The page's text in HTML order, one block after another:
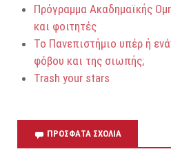
Πρόγραμμα Ακαδημαϊκής
και φοιτητές
Το Πανεπιστήμιο υπέρ ή
φόβου και της σιωπής;
Trash your stars
ΠΡΌΣΦΑΤΑ ΣΧΌΛΙΑ